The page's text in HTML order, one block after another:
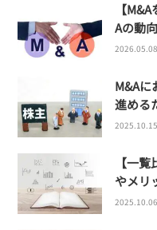
【
Aの動
2026.05.08
M&A
進める
2025.10.15
【一
やメリ
2025.10.06